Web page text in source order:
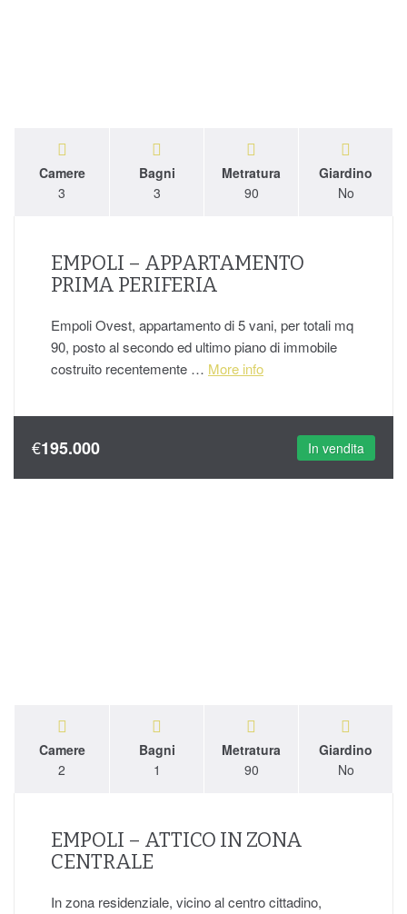
Camere
3
Bagni
3
Metratura
90
Giardino
No
EMPOLI – APPARTAMENTO
PRIMA PERIFERIA
Empoli Ovest, appartamento di 5 vani, per totali mq
90, posto al secondo ed ultimo piano di immobile
costruito recentemente … More info
€195.000 In vendita
Camere
2
Bagni
1
Metratura
90
Giardino
No
EMPOLI – ATTICO IN ZONA
CENTRALE
In zona residenziale, vicino al centro cittadino,